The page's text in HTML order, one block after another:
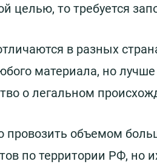
целью, то требуется
в разных
материала, но
о легальном
объемом
по территории РФ, но